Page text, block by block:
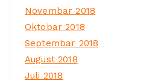
Novembar 2018
Oktobar 2018
Septembar 2018
August 2018
Juli 2018